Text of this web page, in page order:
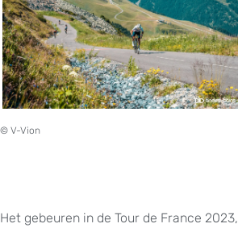
© V-Vion
Het gebeuren in de Tour de France 2023,